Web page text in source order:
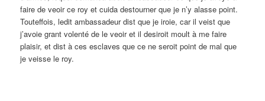
faire de veoir ce roy et cuida destourner que je n’y alasse point.
Touteffois, ledit ambassadeur dist que je iroie, car il veist que
j’avoie grant volenté de le veoir et il desiroit moult à me faire
plaisir, et dist à ces esclaves que ce ne seroit point de mal que
je veisse le roy.